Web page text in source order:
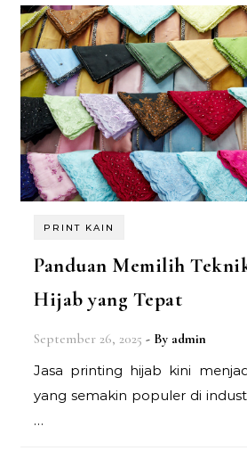
PRINT KAIN
Panduan Memilih
Hijab yang Tepat
September 26, 2025 - By admin
Jasa printing hijab kini menjadi salah satu tren
yang semakin populer di
…